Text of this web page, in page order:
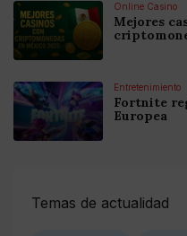
Online Casino
Mejores
Entretenimiento
Fortnite
Europea
Temas de actualidad